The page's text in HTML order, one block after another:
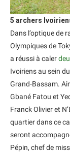
5 archers
Dans l’optique de
Olympiques de
a réussi à caler
Ivoiriens au sein
Grand-Bassam.
Gbané Fatou et
Franck Olivier et
quartier dans ce
seront
Pépin, chef de